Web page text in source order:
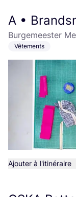
A •
Burgemeester
Vêtements
Ajouter à l'itinéraire